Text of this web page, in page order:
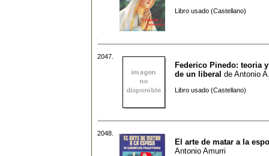
Libro usado (Castellano)
2047.
Federico Pinedo: teoria
de un liberal de Antonio
Libro usado (Castellano)
2048.
El arte de matar a la
Antonio Amurri